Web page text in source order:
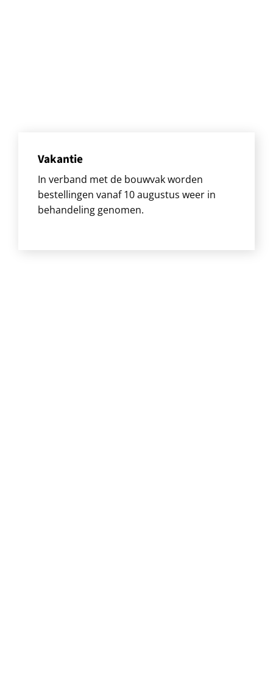
Vakantie
In verband met de bouwvak worden
bestellingen vanaf 10 augustus weer in
behandeling genomen.